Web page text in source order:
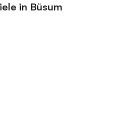
in Büsum